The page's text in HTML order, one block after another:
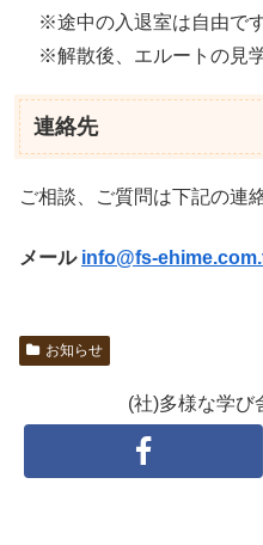
※途中の入退室は自由です
※解散後、エルートの見学
連絡先
ご相談、ご質問は下記の連
メール info@fs-
お知らせ
(社)多様な学び